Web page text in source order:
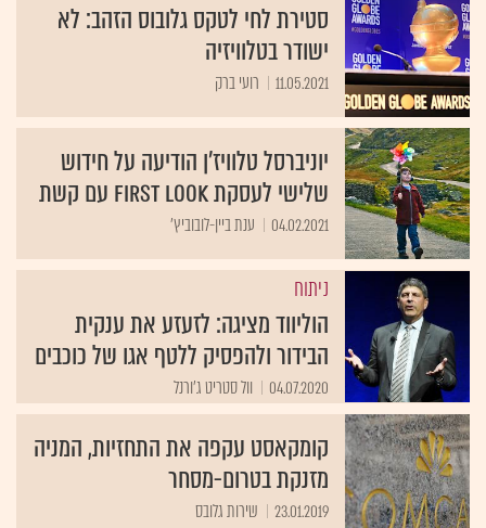
סטירת לחי לטקס גלובוס הזהב: לא
ישודר בטלוויזיה
11.05.2021 רועי ברק
יוניברסל טלוויז'ן הודיעה על חידוש
שלישי לעסקת first look עם קשת
04.02.2021 ענת ביין-לובוביץ'
ניתוח
הוליווד מציגה: לזעזע את ענקית
הבידור ולהפסיק ללטף אגו של כוכבים
04.07.2020 וול סטריט ג'ורנל
קומקאסט עקפה את התחזיות, המניה
מזנקת בטרום-מסחר
23.01.2019 שירות גלובס